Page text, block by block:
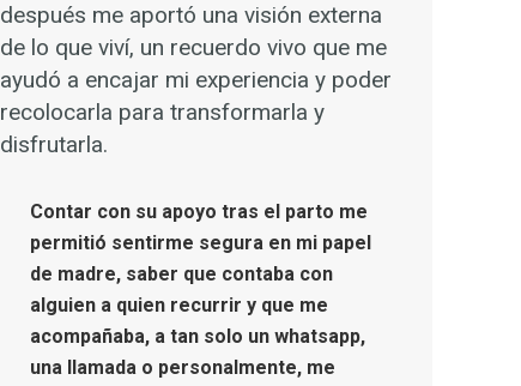
después me aportó una visión externa
de lo que viví, un recuerdo vivo que me
ayudó a encajar mi experiencia y poder
recolocarla para transformarla y
disfrutarla.
Contar con su apoyo tras el parto me
permitió sentirme segura en mi papel
de madre, saber que contaba con
alguien a quien recurrir y que me
acompañaba, a tan solo un whatsapp,
una llamada o personalmente, me